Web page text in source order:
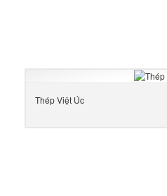
Thép Việt Úc